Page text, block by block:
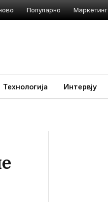
Популарно Маркетинг
Технологија Интервју